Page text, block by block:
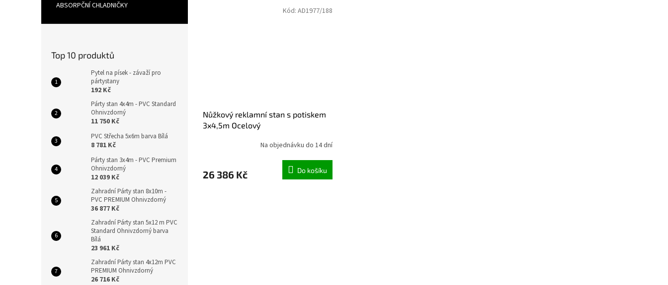
ABSORPČNÍ CHLADNIČKY
Top 10 produktů
Pytel na písek - závaží pro
pártystany
192 Kč
Párty stan 4x4m - PVC Standard
Ohnivzdorný
11 750 Kč
PVC Střecha 5x6m barva Bílá
8 781 Kč
Párty stan 3x4m - PVC Premium
Ohnivzdorný
12 039 Kč
Zahradní Párty stan 8x10m -
PVC PREMIUM Ohnivzdorný
36 877 Kč
Zahradní Párty stan 5x12 m PVC
Standard Ohnivzdorný barva
Bílá
23 961 Kč
Zahradní Párty stan 4x12m PVC
PREMIUM Ohnivzdorný
26 716 Kč
Nůžkový reklamní stan s potiskem
3x4,5m Ocelový
Na objednávku do 14 dní
26 386 Kč Do košíku
Kód: AD1977/188